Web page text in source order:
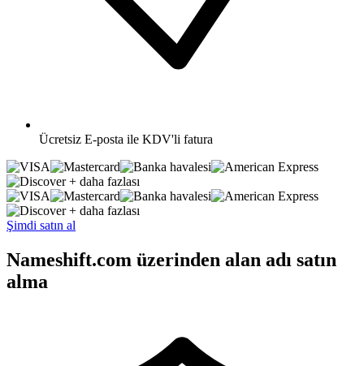
Ücretsiz E-posta ile KDV'li fatura
+ daha fazlası
+ daha fazlası
Şimdi satın al
Nameshift.com üzerinden alan adı satın
alma